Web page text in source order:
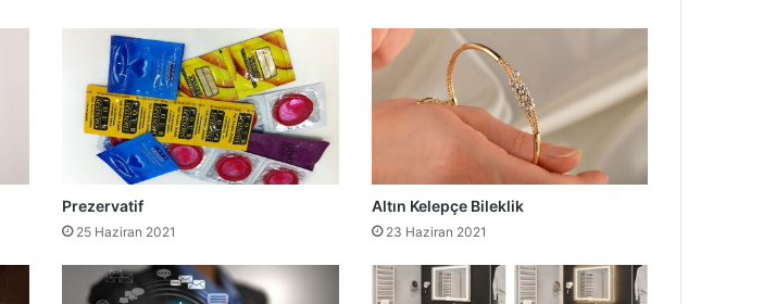
Prezervatif
25 Haziran 2021
Altın Kelepçe Bileklik
23 Haziran 2021